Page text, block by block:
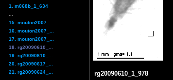
1. m068b_1_634
15. mouton2007_...
16. mouton2007_...
17. mouton2007_...
18. rg20090610_...
19. rg20090610_...
20. rg20090617_...
21. rg20090624_...
rg20090610_1_978